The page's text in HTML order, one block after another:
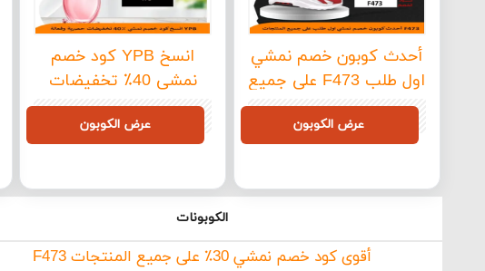
انسخ YPB كود خصم
نمشي 40٪ تخفيضات
حصرية وفعالة
عرض الكوبون
أحدث كوبون خصم نمشي
اول طلب F473 على جميع
المنتجات
عرض الكوبون
الكوبونات
أقوى كود خصم نمشي 30٪ على جميع المنتجات F473